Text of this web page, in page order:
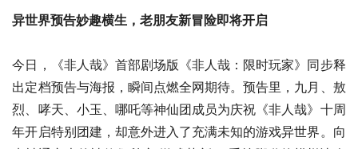
异世界预告妙趣横生，老朋友新冒险即将开启
今日，《非人哉》首部剧场版《非人哉：限时玩家》同步释
出定档预告与海报，瞬间点燃全网期待。预告里，九月、敖
烈、哮天、小玉、哪吒等神仙团成员为庆祝《非人哉》十周
年开启特别团建，却意外进入了充满未知的游戏异世界。向